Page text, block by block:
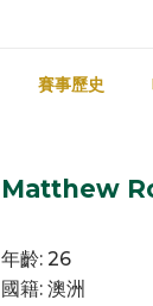
賽事歷史
Matthew
年齡: 26
國籍: 澳洲